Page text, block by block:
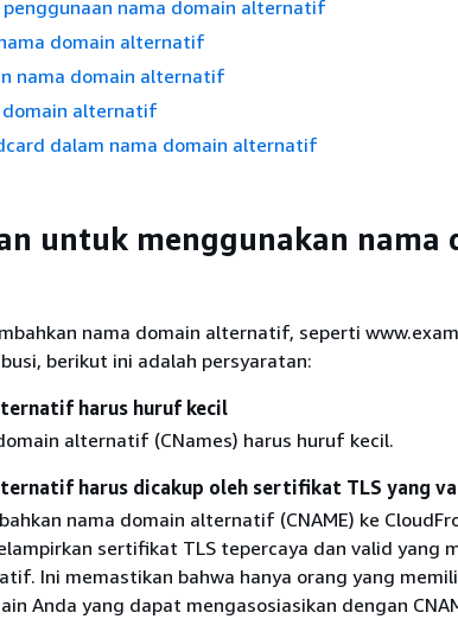
penggunaan nama domain alternatif
domain alternatif
nama domain alternatif
domain alternatif
dalam nama domain alternatif
untuk menggunakan nama
nama domain alternatif, seperti
berikut ini adalah persyaratan:
harus huruf kecil
alternatif (CNames) harus huruf kecil.
harus dicakup oleh sertifikat TLS yang
nama domain alternatif (CNAME) ke
sertifikat TLS tepercaya dan valid yang
Ini memastikan bahwa hanya orang yang
Anda yang dapat mengasosiasikan dengan